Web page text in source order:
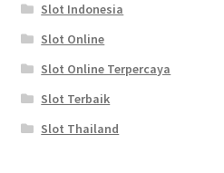
Slot Indonesia
Slot Online
Slot Online Terpercaya
Slot Terbaik
Slot Thailand